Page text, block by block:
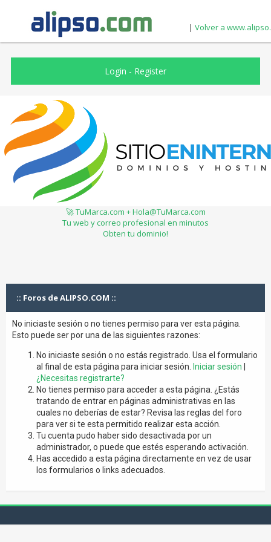
| Volver a
Login - Register
🚀 TuMarca.com + Hola@TuMarca.com
Tu web y correo profesional en minutos
Obten tu dominio!
:: Foros de ALIPSO.COM ::
No iniciaste sesión o no tienes permiso para ver esta página.
Esto puede ser por una de las siguientes razones:
No iniciaste sesión o no estás registrado. Usa el formulario
al final de esta página para iniciar sesión.
Iniciar sesión
¿Necesitas registrarte?
No tienes permiso para acceder a esta página. ¿Estás
tratando de entrar en páginas administrativas en las
cuales no deberías de estar? Revisa las reglas del foro
para ver si te esta permitido realizar esta acción.
Tu cuenta pudo haber sido desactivada por un
administrador, o puede que estés esperando activación.
Has accedido a esta página directamente en vez de usar
los formularios o links adecuados.